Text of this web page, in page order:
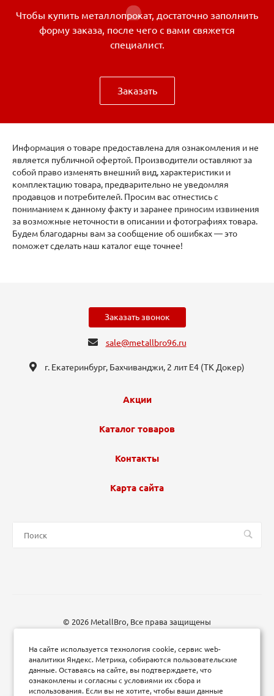
Чтобы купить металлопрокат, достаточно заполнить
форму заказа, после чего с вами свяжется
специалист.
Заказать
Информация о товаре предоставлена для ознакомления и не
является публичной офертой. Производители оставляют за
собой право изменять внешний вид, характеристики и
комплектацию товара, предварительно не уведомляя
продавцов и потребителей. Просим вас отнестись с
пониманием к данному факту и заранее приносим извинения
за возможные неточности в описании и фотографиях товара.
Будем благодарны вам за сообщение об ошибках — это
поможет сделать наш каталог еще точнее!
Заказать звонок
sale@metallbro96.ru
г. Екатеринбург, ​Бахчиванджи, 2 лит Е4 (ТК Докер​)
Акции
Каталог товаров
Контакты
Карта сайта
© 2026 MetallBro, Все права защищены
На сайте используется технология cookie, сервис web-
аналитики Яндекс. Метрика, собираются пользовательские
данные. Оставаясь на сайте, вы подтверждаете, что
ознакомлены и согласны с условиями их сбора и
использования. Если вы не хотите, чтобы ваши данные